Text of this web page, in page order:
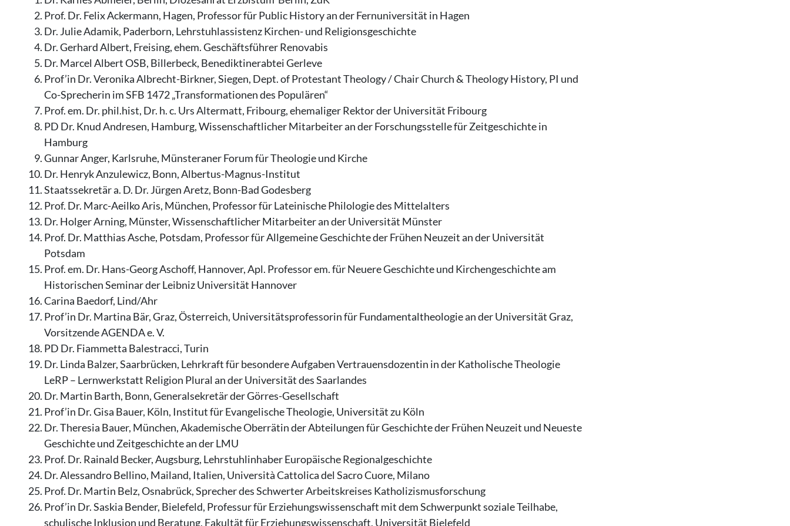
Prof. Dr. Felix Ackermann, Hagen, Professor für Public History an der Fernuniversität in Hagen
Dr. Julie Adamik, Paderborn, Lehrstuhlassistenz Kirchen- und Religionsgeschichte
Dr. Gerhard Albert, Freising, ehem. Geschäftsführer Renovabis
Dr. Marcel Albert OSB, Billerbeck, Benediktinerabtei Gerleve
Prof’in Dr. Veronika Albrecht-Birkner, Siegen, Dept. of Protestant Theology / Chair Church & Theology History, PI und
Co-Sprecherin im SFB 1472 „Transformationen des Populären“
Prof. em. Dr. phil.hist, Dr. h. c. Urs Altermatt, Fribourg, ehemaliger Rektor der Universität Fribourg
PD Dr. Knud Andresen, Hamburg, Wissenschaftlicher Mitarbeiter an der Forschungsstelle für Zeitgeschichte in
Hamburg
Gunnar Anger, Karlsruhe, Münsteraner Forum für Theologie und Kirche
Dr. Henryk Anzulewicz, Bonn, Albertus-Magnus-Institut
Staatssekretär a. D. Dr. Jürgen Aretz, Bonn-Bad Godesberg
Prof. Dr. Marc-Aeilko Aris, München, Professor für Lateinische Philologie des Mittelalters
Dr. Holger Arning, Münster, Wissenschaftlicher Mitarbeiter an der Universität Münster
Prof. Dr. Matthias Asche, Potsdam, Professor für Allgemeine Geschichte der Frühen Neuzeit an der Universität
Potsdam
Prof. em. Dr. Hans-Georg Aschoff, Hannover, Apl. Professor em. für Neuere Geschichte und Kirchengeschichte am
Historischen Seminar der Leibniz Universität Hannover
Carina Baedorf, Lind/Ahr
Prof’in Dr. Martina Bär, Graz, Österreich, Universitätsprofessorin für Fundamentaltheologie an der Universität Graz,
Vorsitzende AGENDA e. V.
PD Dr. Fiammetta Balestracci, Turin
Dr. Linda Balzer, Saarbrücken, Lehrkraft für besondere Aufgaben Vertrauensdozentin in der Katholische Theologie
LeRP – Lernwerkstatt Religion Plural an der Universität des Saarlandes
Dr. Martin Barth, Bonn, Generalsekretär der Görres-Gesellschaft
Prof’in Dr. Gisa Bauer, Köln, Institut für Evangelische Theologie, Universität zu Köln
Dr. Theresia Bauer, München, Akademische Oberrätin der Abteilungen für Geschichte der Frühen Neuzeit und Neueste
Geschichte und Zeitgeschichte an der LMU
Prof. Dr. Rainald Becker, Augsburg, Lehrstuhlinhaber Europäische Regionalgeschichte
Dr. Alessandro Bellino, Mailand, Italien, Università Cattolica del Sacro Cuore, Milano
Prof. Dr. Martin Belz, Osnabrück, Sprecher des Schwerter Arbeitskreises Katholizismusforschung
Prof’in Dr. Saskia Bender, Bielefeld, Professur für Erziehungswissenschaft mit dem Schwerpunkt soziale Teilhabe,
schulische Inklusion und Beratung, Fakultät für Erziehungswissenschaft, Universität Bielefeld